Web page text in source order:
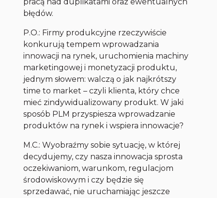
błędów.
P.O.: Firmy produkcyjne rzeczywiście
konkurują tempem wprowadzania
innowacji na rynek, uruchomienia machiny
marketingowej i monetyzacji produktu,
jednym słowem: walczą o jak najkrótszy
time to market – czyli klienta, który chce
mieć zindywidualizowany produkt. W jaki
sposób PLM przyspiesza wprowadzanie
produktów na rynek i wspiera innowacje?
M.C.: Wyobraźmy sobie sytuację, w której
decydujemy, czy nasza innowacja sprosta
oczekiwaniom, warunkom, regulacjom
środowiskowym i czy będzie się
sprzedawać, nie uruchamiając jeszcze